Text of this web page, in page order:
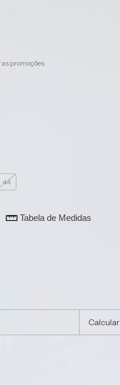
promoções
44
Tabela de Medidas
Calcular